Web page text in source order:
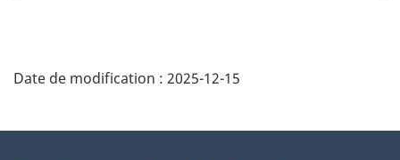
Date de modification : 2025-12-15